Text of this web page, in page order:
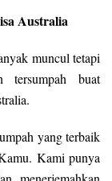
Australia
muncul tetapi
tersumpah buat
yang terbaik
Kami punya